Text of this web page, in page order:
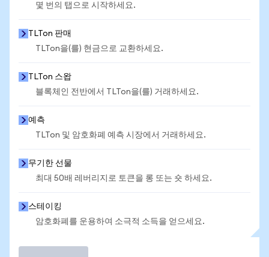
몇 번의 탭으로 시작하세요.
TLTon 판매
TLTon을(를) 현금으로 교환하세요.
TLTon 스왑
블록체인 전반에서 TLTon을(를) 거래하세요.
예측
TLTon 및 암호화폐 예측 시장에서 거래하세요.
무기한 선물
최대 50배 레버리지로 토큰을 롱 또는 숏 하세요.
스테이킹
암호화폐를 운용하여 소극적 소득을 얻으세요.